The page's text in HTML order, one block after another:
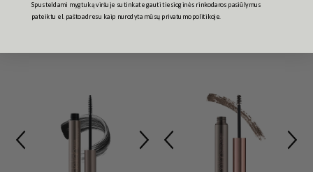
29,95€ 36,95€
Spusteldami mygtuką viršuje sutinkate gauti tiesioginės rinkodaros pasiūlymus
pateiktu el. pašto adresu kaip nurodyta mūsų privatumo politikoje.